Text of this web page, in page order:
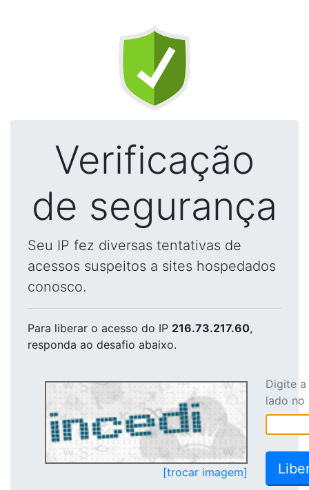
Verificação
de segurança
Seu IP fez diversas tentativas de
acessos suspeitos a sites hospedados
conosco.
Para liberar o acesso do IP 216.73.217.60,
responda ao desafio abaixo.
[trocar imagem]
Digite
lado no